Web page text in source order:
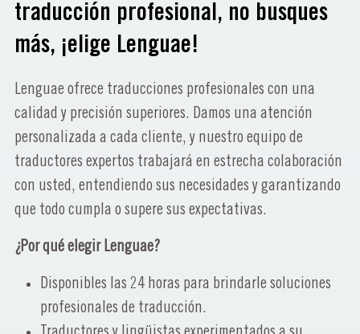
traducción profesional, no busques
más, ¡elige Lenguae!
Lenguae ofrece traducciones profesionales con una
calidad y precisión superiores. Damos una atención
personalizada a cada cliente, y nuestro equipo de
traductores expertos trabajará en estrecha colaboración
con usted, entendiendo sus necesidades y garantizando
que todo cumpla o supere sus expectativas.
¿Por qué elegir Lenguae?
Disponibles las 24 horas para brindarle soluciones
profesionales de traducción.